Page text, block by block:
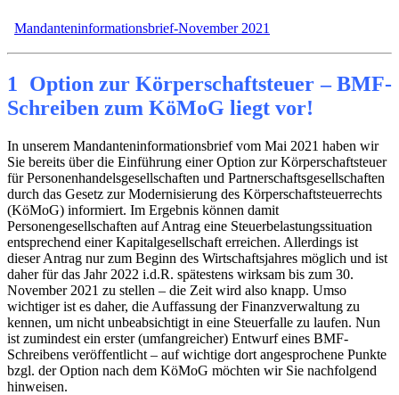
Mandanteninformationsbrief-November 2021
1 Option zur Körperschaftsteuer – BMF-
Schreiben zum KöMoG liegt vor!
In unserem Mandanteninformationsbrief vom Mai 2021 haben wir
Sie bereits über die Einführung einer Option zur Körperschaftsteuer
für Personenhandelsgesellschaften und Partnerschaftsgesellschaften
durch das Gesetz zur Modernisierung des Körperschaftsteuerrechts
(KöMoG) informiert. Im Ergebnis können damit
Personengesellschaften auf Antrag eine Steuerbelastungssituation
entsprechend einer Kapitalgesellschaft erreichen. Allerdings ist
dieser Antrag nur zum Beginn des Wirtschaftsjahres möglich und ist
daher für das Jahr 2022 i.d.R. spätestens wirksam bis zum 30.
November 2021 zu stellen – die Zeit wird also knapp. Umso
wichtiger ist es daher, die Auffassung der Finanzverwaltung zu
kennen, um nicht unbeabsichtigt in eine Steuerfalle zu laufen. Nun
ist zumindest ein erster (umfangreicher) Entwurf eines BMF-
Schreibens veröffentlicht – auf wichtige dort angesprochene Punkte
bzgl. der Option nach dem KöMoG möchten wir Sie nachfolgend
hinweisen.